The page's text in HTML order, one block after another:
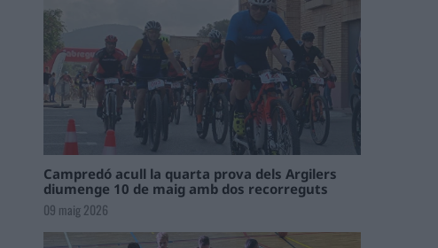
Campredó acull la quarta prova dels Argilers
diumenge 10 de maig amb dos recorreguts
09 maig 2026